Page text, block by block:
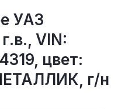
УАЗ
VIN:
цвет:
г/н